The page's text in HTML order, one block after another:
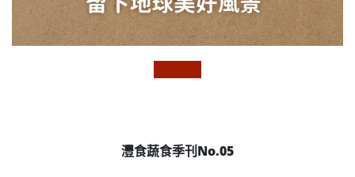
灃食蔬食季刊No.05